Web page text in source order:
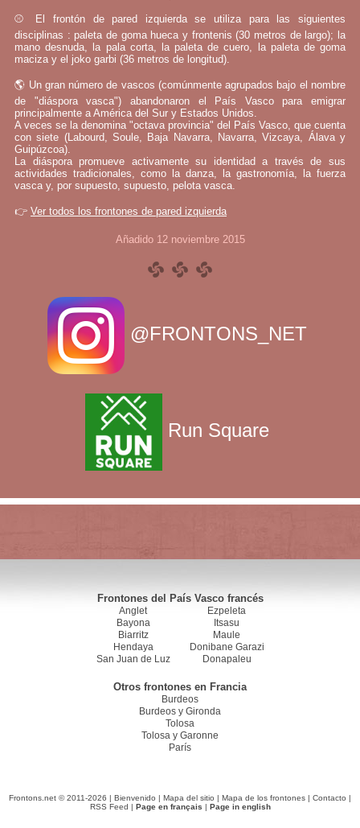
⚾ El frontón de pared izquierda se utiliza para las siguientes
disciplinas : paleta de goma hueca y frontenis (30 metros de largo); la
mano desnuda, la pala corta, la paleta de cuero, la paleta de goma
maciza y el joko garbi (36 metros de longitud).
🌎 Un gran número de vascos (comúnmente agrupados bajo el nombre
de "diáspora vasca") abandonaron el País Vasco para emigrar
principalmente a América del Sur y Estados Unidos.
A veces se la denomina "octava provincia" del País Vasco, que cuenta
con siete (Labourd, Soule, Baja Navarra, Navarra, Vizcaya, Álava y
Guipúzcoa).
La diáspora promueve activamente su identidad a través de sus
actividades tradicionales, como la danza, la gastronomía, la fuerza
vasca y, por supuesto, supuesto, pelota vasca.
👉 Ver todos los frontones de pared izquierda
Añadido 12 noviembre 2015
@FRONTONS_NET
Run Square
Frontones del País Vasco francés
Anglet
Bayona
Biarritz
Hendaya
San Juan de Luz
Ezpeleta
Itsasu
Maule
Donibane Garazi
Donapaleu
Otros frontones en Francia
Burdeos
Burdeos y Gironda
Tolosa
Tolosa y Garonne
París
Frontons.net © 2011-2026 | Bienvenido | Mapa del sitio | Mapa de los frontones | Contacto |
RSS Feed | Page en français | Page in english